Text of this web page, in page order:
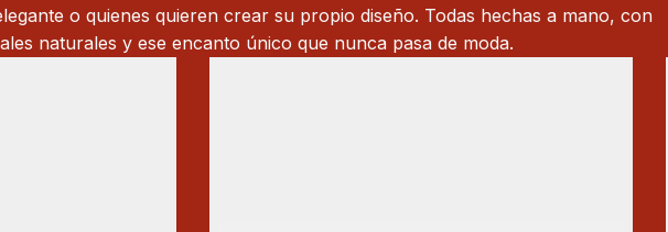
o quienes quieren crear su propio diseño. Todas hechas a mano, con
naturales y ese encanto único que nunca pasa de moda.